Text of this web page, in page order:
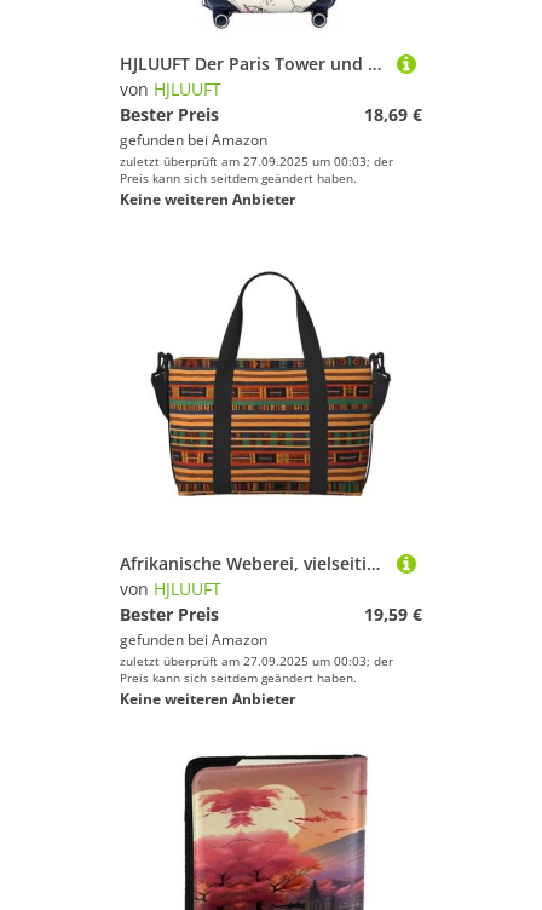
HJLUUFT Der Paris Tower und ein Fahrrad bedruckte Kofferhülle Reisegepäckhülle Schutzkoffer waschbar Gepäckhüllen kratzfest, Schwarz , L
von HJLUUFT
Bester Preis
18,69 €
gefunden bei Amazon
zuletzt überprüft am 27.09.2025 um 00:03; der
Preis kann sich seitdem geändert haben.
Keine weiteren Anbieter
Afrikanische Weberei, vielseitige persönliche Gegenstände, Reisetaschen für Damen, geräumige Reisetaschen für Reisen, Turnbeutel für Herren, Schwarz, Einheitsgröße
von HJLUUFT
Bester Preis
19,59 €
gefunden bei Amazon
zuletzt überprüft am 27.09.2025 um 00:03; der
Preis kann sich seitdem geändert haben.
Keine weiteren Anbieter